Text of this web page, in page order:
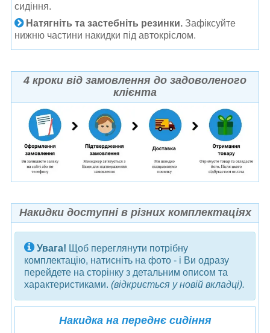
сидіння.
Натягніть та застебніть резинки. Зафіксуйте
нижню частини накидки під автокріслом.
4 кроки від замовлення до задоволеного
клієнта
Накидки доступні в різних комплектаціях
Увага! Щоб переглянути потрібну
комплектацію, натисніть на фото - і Ви одразу
перейдете на сторінку з детальним описом та
характеристиками. (відкриється у новій вкладці).
Накидка на переднє сидіння